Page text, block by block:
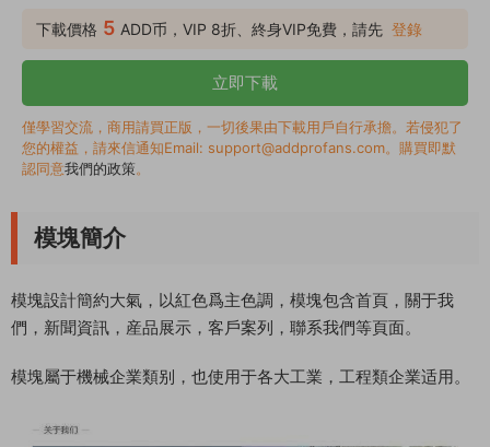
下載價格 5 ADD币，VIP 8折、終身VIP免費，請先 登錄
立即下載
僅學習交流，商用請買正版，一切後果由下載用戶自行承擔。若侵犯了
您的權益，請來信通知Email: support@addprofans.com。購買即默
認同意我們的政策。
模塊簡介
模塊設計簡約大氣，以紅色爲主色調，模塊包含首頁，關于我
們，新聞資訊，産品展示，客戶案列，聯系我們等頁面。
模塊屬于機械企業類别，也使用于各大工業，工程類企業适用。